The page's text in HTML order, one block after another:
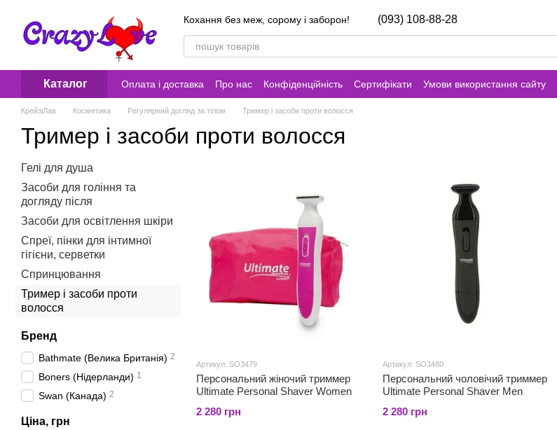
Кохання без меж, сорому і заборон!
(093) 108-88-28
Каталог Оплата і доставка Про нас Конфіденційність Сертифікати Умови використання сайту
Контакти
КрейзіЛав Косметика Регулярний догляд за тілом Тример і засоби проти волосся
Тример і засоби проти волосся
Артикул: SO3479
Персональний жіночий триммер
Ultimate Personal Shaver Women
2 280 грн
Артикул: SO3480
Персональний чоловічий триммер
Ultimate Personal Shaver Men
2 280 грн
Гелі для душа
Засоби для гоління та
догляду після
Засоби для освітлення шкіри
Спреї, пінки для інтимної
гігієни, серветки
Спринцювання
Тример і засоби проти
волосся
Бренд
Bathmate (Велика Британія) 2
Boners (Нідерланди) 1
Swan (Канада) 2
Ціна, грн